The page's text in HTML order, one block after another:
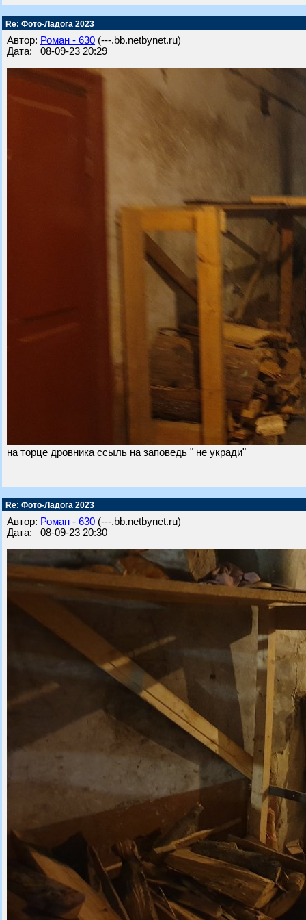
Re: Фото-Ладога 2023
Автор: Роман - 630 (---.bb.netbynet.ru)
Дата: 08-09-23 20:29
на торце дровника ссыль на заповедь " не укради"
Re: Фото-Ладога 2023
Автор: Роман - 630 (---.bb.netbynet.ru)
Дата: 08-09-23 20:30